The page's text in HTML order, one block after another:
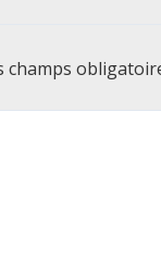
champs